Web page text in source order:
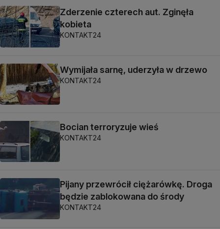
Zderzenie czterech aut. Zginęła
kobieta
KONTAKT24
Wymijała sarnę, uderzyła w drzewo
KONTAKT24
Bocian terroryzuje wieś
KONTAKT24
Pijany przewrócił ciężarówkę. Droga
będzie zablokowana do środy
KONTAKT24